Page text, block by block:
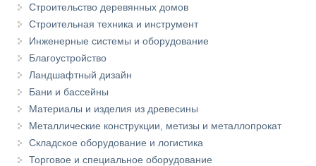
Строительство деревянных домов
Строительная техника и инструмент
Инженерные системы и оборудование
Благоустройство
Ландшафтный дизайн
Бани и бассейны
Материалы и изделия из древесины
Металлические конструкции, метизы и металлопрокат
Складское оборудование и логистика
Торговое и специальное оборудование